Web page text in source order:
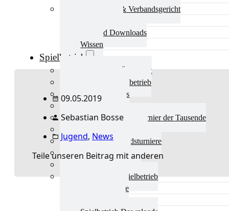
Ausschüsse & Verbandsgericht
Verband Downloads
Wissen
Spielbetrieb
Spielbetrieb Übersicht
Aktuelles Spielbetrieb
BEM & Qualis
TTT – Tischtennisturnier der Tausende
Weitere Verbandsturniere
Terminkalender
Mannschaftsspielbetrieb
Vereinsturniere
09.05.2019
Sebastian Bosse
Jugend, News
Teile unseren Beitrag mit anderen